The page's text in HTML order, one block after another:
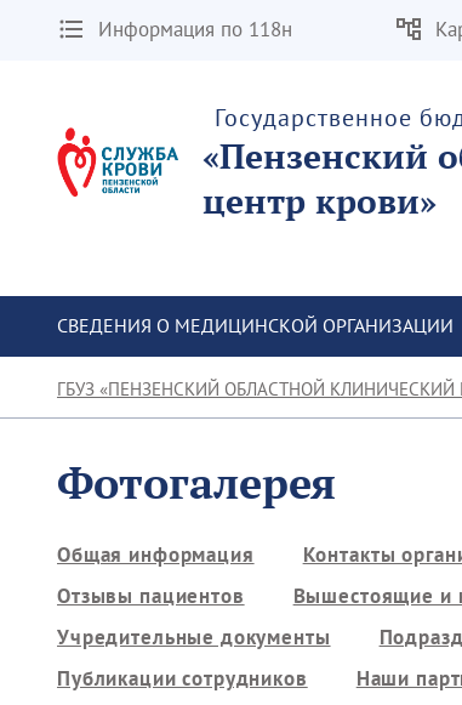
Информация по 118н
Государственное
«Пензенский
центр крови»
СВЕДЕНИЯ О МЕДИЦИНСКОЙ ОРГАНИЗАЦИИ
ГБУЗ «ПЕНЗЕНСКИЙ ОБЛАСТНОЙ КЛИНИЧЕСКИЙ
Фотогалерея
Общая информация Контакты
Отзывы пациентов
Вышестоящие и
Учредительные документы
Публикации сотрудников
Наши